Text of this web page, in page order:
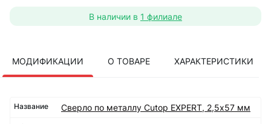
В наличии в 1 филиале
МОДИФИКАЦИИ О ТОВАРЕ ХАРАКТЕРИСТИКИ
Сверло по металлу Cutop EXPERT, 2,5х57 мм